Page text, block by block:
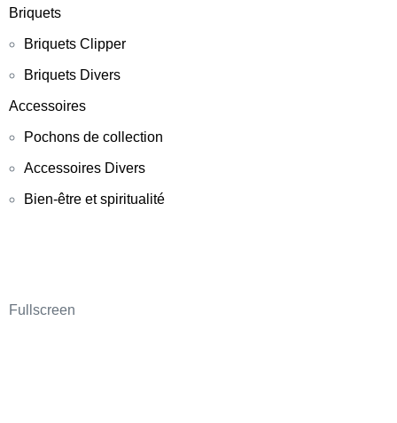
Briquets
Briquets Clipper
Briquets Divers
Accessoires
Pochons de collection
Accessoires Divers
Bien-être et spiritualité
Fullscreen